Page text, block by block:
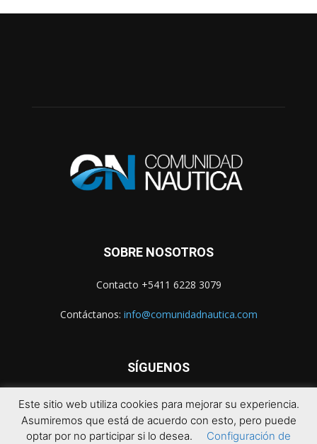
SOBRE NOSOTROS
Contacto +5411 6228 3079
Contáctanos: info@comunidadnautica.com
SÍGUENOS
Este sitio web utiliza cookies para mejorar su experiencia.
Asumiremos que está de acuerdo con esto, pero puede
optar por no participar si lo desea.
Configuración de